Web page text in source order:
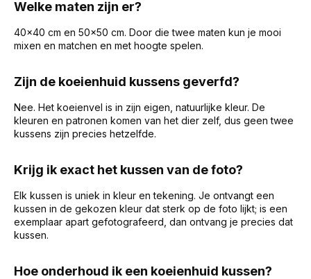
Welke maten zijn er?
40x40 cm en 50x50 cm. Door die twee maten kun je mooi
mixen en matchen en met hoogte spelen.
Zijn de koeienhuid kussens geverfd?
Nee. Het koeienvel is in zijn eigen, natuurlijke kleur. De
kleuren en patronen komen van het dier zelf, dus geen twee
kussens zijn precies hetzelfde.
Krijg ik exact het kussen van de foto?
Elk kussen is uniek in kleur en tekening. Je ontvangt een
kussen in de gekozen kleur dat sterk op de foto lijkt; is een
exemplaar apart gefotografeerd, dan ontvang je precies dat
kussen.
Hoe onderhoud ik een koeienhuid kussen?